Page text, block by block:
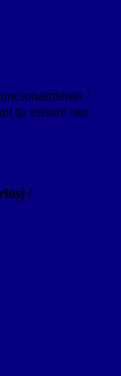
/
to ensure our
/